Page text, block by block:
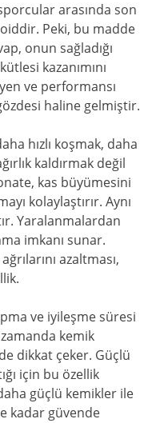
arasında son
Peki, bu madde
onun sağladığı
kazanımını
ve performansı
haline gelmiştir.
hızlı koşmak, daha
kaldırmak değil
kas büyümesini
kolaylaştırır. Aynı
Yaralanmalardan
imkanı sunar.
azaltması,
ve iyileşme süresi
zamanda kemik
dikkat çeker. Güçlü
için bu özellik
güçlü kemikler ile
kadar güvende